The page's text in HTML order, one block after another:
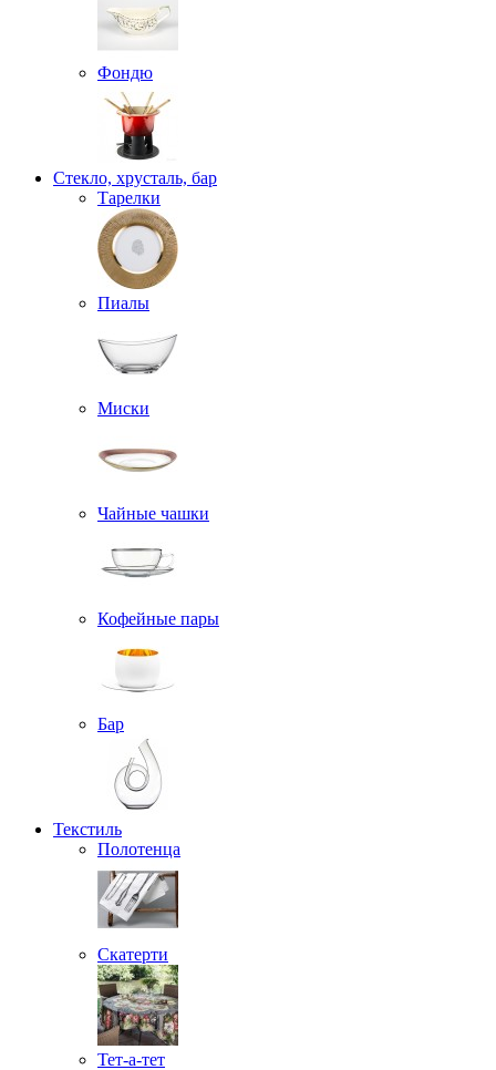
Фондю
Стекло, хрусталь, бар
Тарелки
Пиалы
Миски
Чайные чашки
Кофейные пары
Бар
Текстиль
Полотенца
Скатерти
Тет-а-тет